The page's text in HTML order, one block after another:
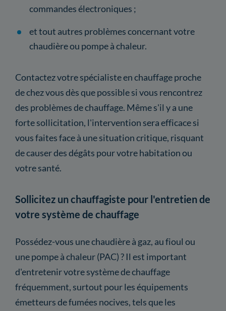
commandes électroniques ;
et tout autres problèmes concernant votre
chaudière ou pompe à chaleur.
Contactez votre spécialiste en chauffage proche
de chez vous dès que possible si vous rencontrez
des problèmes de chauffage. Même s'il y a une
forte sollicitation, l'intervention sera efficace si
vous faites face à une situation critique, risquant
de causer des dégâts pour votre habitation ou
votre santé.
Sollicitez un chauffagiste pour l'entretien de
votre système de chauffage
Possédez-vous une chaudière à gaz, au fioul ou
une pompe à chaleur (PAC) ? Il est important
d'entretenir votre système de chauffage
fréquemment, surtout pour les équipements
émetteurs de fumées nocives, tels que les